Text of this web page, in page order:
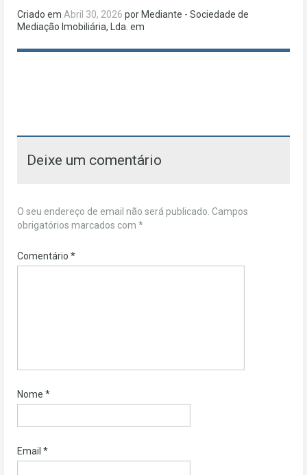
Criado em Abril 30, 2026 por Mediante - Sociedade de
Mediação Imobiliária, Lda. em
Deixe um comentário
O seu endereço de email não será publicado. Campos
obrigatórios marcados com *
Comentário *
Nome *
Email *